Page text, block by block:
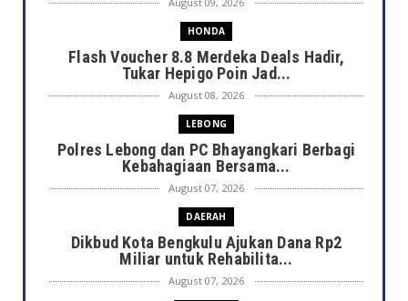
HONDA
Flash Voucher 8.8 Merdeka Deals Hadir,
Tukar Hepigo Poin Jad...
August 08, 2026
LEBONG
Polres Lebong dan PC Bhayangkari Berbagi
Kebahagiaan Bersama...
August 07, 2026
DAERAH
Dikbud Kota Bengkulu Ajukan Dana Rp2
Miliar untuk Rehabilita...
August 07, 2026